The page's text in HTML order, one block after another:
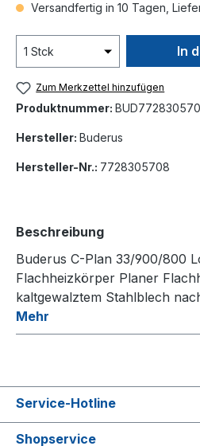
Versandfertig in 10 Tagen,
In
Zum Merkzettel hinzufügen
Produktnummer:
Hersteller: Buderus
Hersteller-Nr.: 7728305708
Beschreibung
Buderus C-Plan 33/900/800
Flachheizkörper Planer
kaltgewalztem Stahlblech
Mehr
Service-Hotline
Shopservice